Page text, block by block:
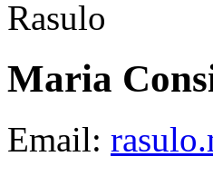
Maria
Email: